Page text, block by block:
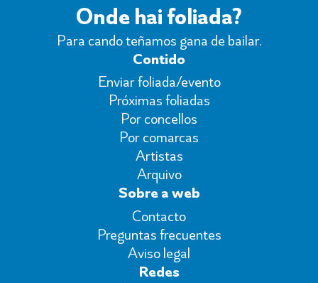
Onde hai foliada?
Para cando teñamos gana de bailar.
Contido
Enviar foliada/evento
Próximas foliadas
Por concellos
Por comarcas
Artistas
Arquivo
Sobre a web
Contacto
Preguntas frecuentes
Aviso legal
Redes